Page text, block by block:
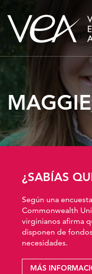
Ir
¿SABÍAS
Según una
Commonwealth
virginianos afirma
disponen de
necesidades.
MÁS